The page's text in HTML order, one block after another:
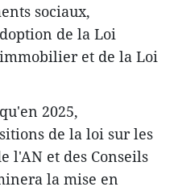
sociaux,
de la Loi
et de la Loi
2025,
de la loi sur les
l'AN et des Conseils
la mise en